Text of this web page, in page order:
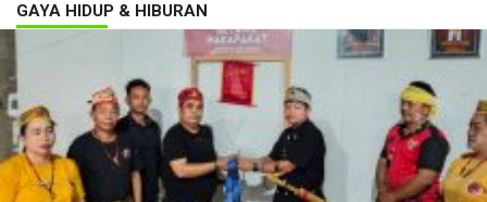
GAYA HIDUP & HIBURAN